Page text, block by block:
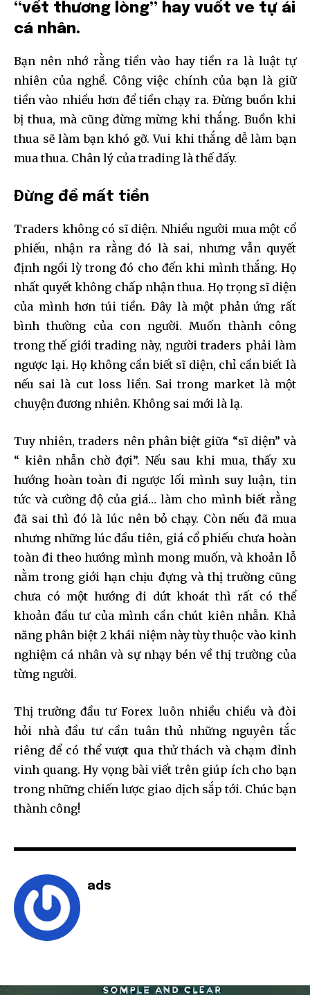
“vết thương lòng” hay vuốt ve tự ái
cá nhân.
Bạn nên nhớ rằng tiền vào hay tiền ra là luật tự
nhiên của nghề. Công việc chính của bạn là giữ
tiền vào nhiều hơn để tiền chạy ra. Đừng buồn khi
bị thua, mà cũng đừng mừng khi thắng. Buồn khi
thua sẽ làm bạn khó gỡ. Vui khi thắng dễ làm bạn
mua thua. Chân lý của trading là thế đấy.
Đừng để mất tiền
Traders không có sĩ diện. Nhiều người mua một cổ
phiếu, nhận ra rằng đó là sai, nhưng vẫn quyết
định ngồi lỳ trong đó cho đến khi mình thắng. Họ
nhất quyết không chấp nhận thua. Họ trọng sĩ diện
của mình hơn túi tiền. Đây là một phản ứng rất
bình thường của con người. Muốn thành công
trong thế giới trading này, người traders phải làm
ngược lại. Họ không cần biết sĩ diện, chỉ cần biết là
nếu sai là cut loss liền. Sai trong market là một
chuyện đương nhiên. Không sai mới là lạ.
Tuy nhiên, traders nên phân biệt giữa “sĩ diện” và
“ kiên nhẫn chờ đợi”. Nếu sau khi mua, thấy xu
hướng hoàn toàn đi ngược lối mình suy luận, tin
tức và cường độ của giá… làm cho mình biết rằng
đã sai thì đó là lúc nên bỏ chạy. Còn nếu đã mua
nhưng những lúc đầu tiên, giá cổ phiếu chưa hoàn
toàn đi theo hướng mình mong muốn, và khoản lỗ
nằm trong giới hạn chịu đựng và thị trường cũng
chưa có một hướng đi dứt khoát thì rất có thể
khoản đầu tư của mình cần chút kiên nhẫn. Khả
năng phân biệt 2 khái niệm này tùy thuộc vào kinh
nghiệm cá nhân và sự nhạy bén về thị trường của
từng người.
Thị trường đầu tư Forex luôn nhiều chiều và đòi
hỏi nhà đầu tư cần tuân thủ những nguyên tắc
riêng để có thể vượt qua thử thách và chạm đỉnh
vinh quang. Hy vọng bài viết trên giúp ích cho bạn
trong những chiến lược giao dịch sắp tới. Chúc bạn
thành công!
ads